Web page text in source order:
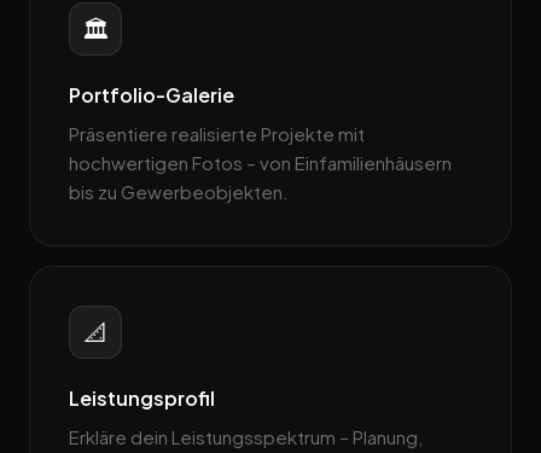
🏛️
Portfolio-Galerie
Präsentiere realisierte Projekte mit
hochwertigen Fotos – von Einfamilienhäusern
bis zu Gewerbeobjekten.
📐
Leistungsprofil
Erkläre dein Leistungsspektrum – Planung,